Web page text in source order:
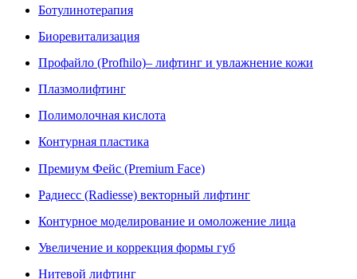
Ботулинотерапия
Биоревитализация
Профайло (Profhilo)– лифтинг и увлажнение кожи
Плазмолифтинг
Полимолочная кислота
Контурная пластика
Премиум Фейс (Premium Face)
Радиесс (Radiesse) векторный лифтинг
Контурное моделирование и омоложение лица
Увеличение и коррекция формы губ
Нитевой лифтинг